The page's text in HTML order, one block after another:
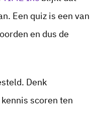
Een quiz is een van
en dus de
Denk
scoren ten